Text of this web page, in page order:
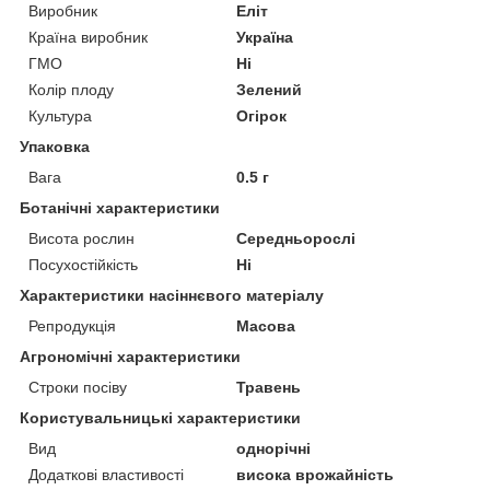
Виробник
Еліт
Країна виробник
Україна
ГМО
Ні
Колір плоду
Зелений
Культура
Огірок
Упаковка
Вага
0.5 г
Ботанічні характеристики
Висота рослин
Середньорослі
Посухостійкість
Ні
Характеристики насіннєвого матеріалу
Репродукція
Масова
Агрономічні характеристики
Строки посіву
Травень
Користувальницькі характеристики
Вид
однорічні
Додаткові властивості
висока врожайність